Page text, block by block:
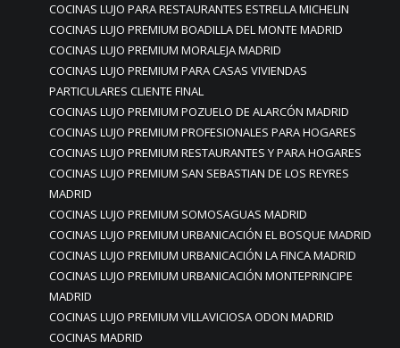
COCINAS LUJO PARA RESTAURANTES ESTRELLA MICHELIN
COCINAS LUJO PREMIUM BOADILLA DEL MONTE MADRID
COCINAS LUJO PREMIUM MORALEJA MADRID
COCINAS LUJO PREMIUM PARA CASAS VIVIENDAS
PARTICULARES CLIENTE FINAL
COCINAS LUJO PREMIUM POZUELO DE ALARCÓN MADRID
COCINAS LUJO PREMIUM PROFESIONALES PARA HOGARES
COCINAS LUJO PREMIUM RESTAURANTES Y PARA HOGARES
COCINAS LUJO PREMIUM SAN SEBASTIAN DE LOS REYRES
MADRID
COCINAS LUJO PREMIUM SOMOSAGUAS MADRID
COCINAS LUJO PREMIUM URBANICACIÓN EL BOSQUE MADRID
COCINAS LUJO PREMIUM URBANICACIÓN LA FINCA MADRID
COCINAS LUJO PREMIUM URBANICACIÓN MONTEPRINCIPE
MADRID
COCINAS LUJO PREMIUM VILLAVICIOSA ODON MADRID
COCINAS MADRID